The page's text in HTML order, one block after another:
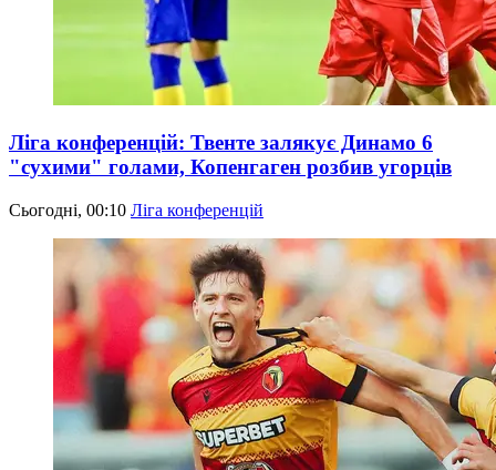
Ліга конференцій: Твенте залякує Динамо 6
"сухими" голами, Копенгаген розбив угорців
Сьогодні, 00:10 Ліга конференцій